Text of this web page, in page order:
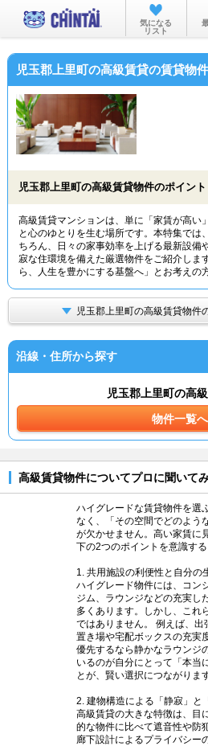
お部屋を探
沿線・
物件特
TOP
気になる
リスト
児玉郡上里町の高級賃貸の賃貸物
児玉郡上里町の高級賃貸物件のポイント
高級賃貸マンションは、単に「家賃が高い
と心のゆとりを生む場所です。本特集では
ちろん、日々の家事効率を上げる最新設備
寂な住環境を備えた厳選物件をご紹介しま
ら、人生を豊かにする基盤へ」とお考えの
児玉郡上里町の高級賃貸物件
沿線・住所から探す
児玉郡上里町の高
物件一覧へ
高級賃貸物件についてプロに聞いて
ハイグレードな賃貸物件を選
なく、「その空間でどのよう
が欠かせません。高い家賃に
下の2つのポイントを意識する
1. 共用施設の利便性と自分の
ハイグレード物件には、コン
ジム、ラウンジなどの充実し
多くあります。しかし、これ
ではありません。 例えば、出
置き場や宅配ボックスの充実
優先するなら静かなラウンジ
いるのが自分にとって「本当
とが、賢い選択につながりま
2. 建物構造による「静寂」と
高級賃貸の大きな特徴は、目
的な物件に比べて遮音性や防
廊下設計によるプライバシー